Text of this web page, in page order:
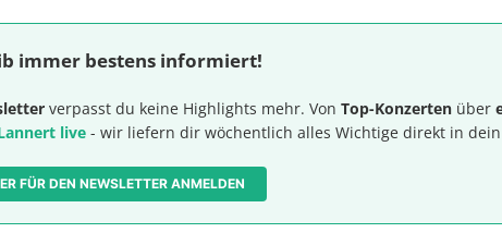
immer bestens informiert!
verpasst du keine Highlights mehr. Von Top-Konzerten über
live - wir liefern dir wöchentlich alles Wichtige direkt in dein
FÜR DEN NEWSLETTER ANMELDEN